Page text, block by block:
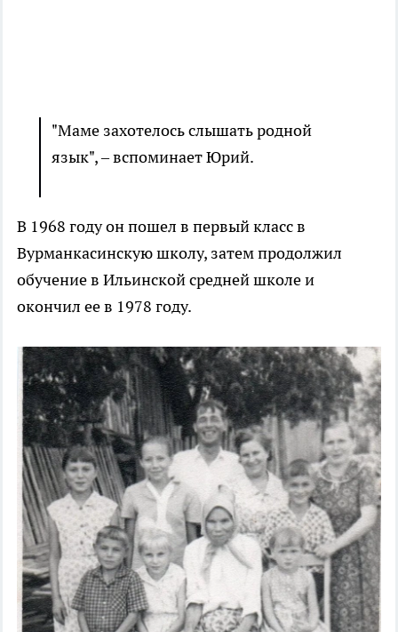
"Маме захотелось слышать родной
язык", – вспоминает Юрий.
В 1968 году он пошел в первый класс в
Вурманкасинскую школу, затем продолжил
обучение в Ильинской средней школе и
окончил ее в 1978 году.